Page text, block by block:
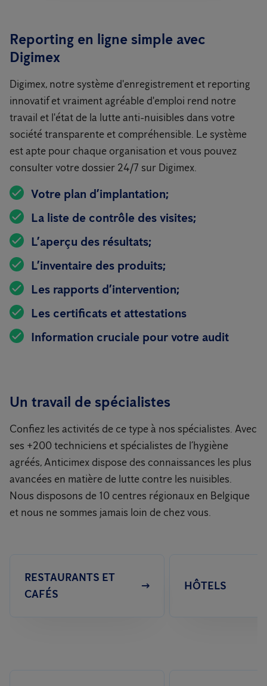
Reporting en ligne simple avec
Digimex
Digimex, notre système d'enregistrement et reporting
innovatif et vraiment agréable d'emploi rend notre
travail et l'état de la lutte anti-nuisibles dans votre
société transparente et compréhensible. Le système
est apte pour chaque organisation et vous pouvez
consulter votre dossier 24/7 sur Digimex.
Votre plan d’implantation;
La liste de contrôle des visites;
L’aperçu des résultats;
L’inventaire des produits;
Les rapports d’intervention;
Les certificats et attestations
Information cruciale pour votre audit
Un travail de spécialistes
Confiez les activités de ce type à nos spécialistes. Avec
ses +200 techniciens et spécialistes de l’hygiène
agréés, Anticimex dispose des connaissances les plus
avancées en matière de lutte contre les nuisibles.
Nous disposons de 10 centres régionaux en Belgique
et nous ne sommes jamais loin de chez vous.
RESTAURANTS ET
CAFÉS
HÔTELS